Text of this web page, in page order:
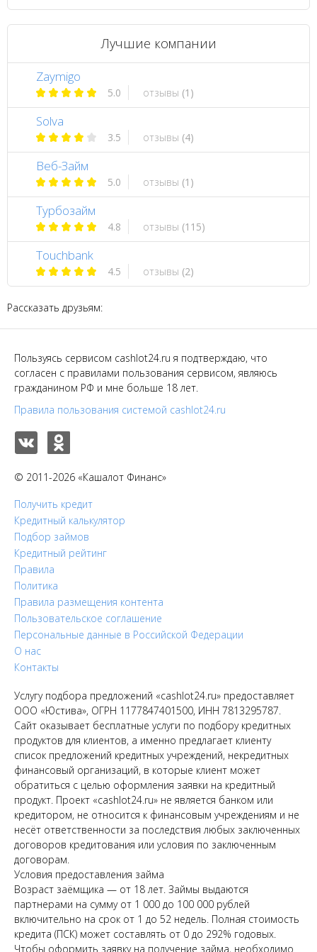
Лучшие компании
Zaymigo
5.0 отзывы (1)
Solva
3.5 отзывы (4)
Веб-Займ
5.0 отзывы (1)
Турбозайм
4.8 отзывы (115)
Touchbank
4.5 отзывы (2)
Рассказать друзьям:
Пользуясь сервисом cashlot24.ru я подтверждаю, что
согласен с правилами пользования сервисом, являюсь
гражданином РФ и мне больше 18 лет.
Правила пользования системой cashlot24.ru
© 2011-2026 «Кашалот Финанс»
Получить кредит
Кредитный калькулятор
Подбор займов
Кредитный рейтинг
Правила
Политика
Правила размещения контента
Пользовательское соглашение
Персональные данные в Российской Федерации
О нас
Контакты
Услугу подбора предложений «cashlot24.ru» предоставляет
ООО «Юстива», ОГРН 1177847401500, ИНН 7813295787.
Сайт оказывает бесплатные услуги по подбору кредитных
продуктов для клиентов, а именно предлагает клиенту
список предложений кредитных учреждений, некредитных
финансовый организаций, в которые клиент может
обратиться с целью оформления заявки на кредитный
продукт. Проект «cashlot24.ru» не является банком или
кредитором, не относится к финансовым учреждениям и не
несёт ответственности за последствия любых заключенных
договоров кредитования или условия по заключенным
договорам.
Условия предоставления займа
Возраст заёмщика — от 18 лет. Займы выдаются
партнерами на сумму от 1 000 до 100 000 рублей
включительно на срок от 1 до 52 недель. Полная стоимость
кредита (ПСК) может составлять от 0 до 292% годовых.
Чтобы оформить заявку на получение займа, необходимо